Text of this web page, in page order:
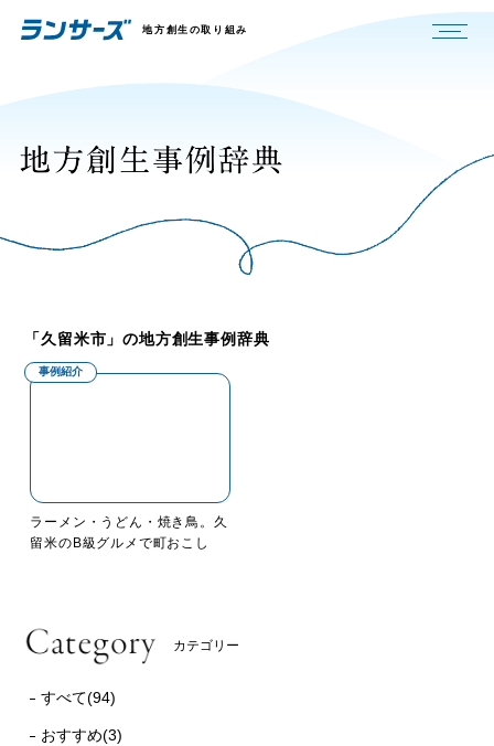
地方創生の取り組み
「久留米市」の地方創生事例辞典
事例紹介
ラーメン・うどん・焼き鳥。久
留米のB級グルメで町おこし
カテゴリー
すべて(94)
おすすめ(3)